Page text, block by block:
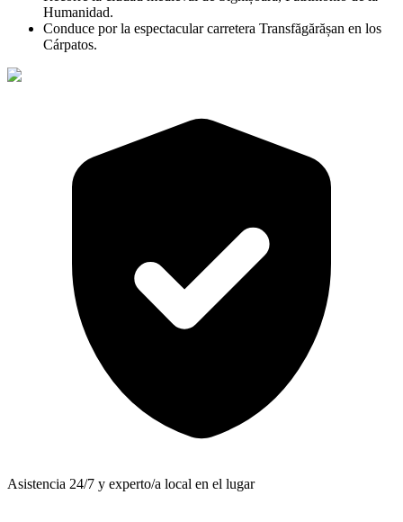
Humanidad.
Conduce por la espectacular carretera Transfăgărășan en los
Cárpatos.
Asistencia 24/7 y experto/a local en el lugar